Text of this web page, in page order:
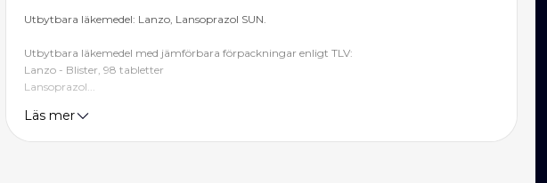
Utbytbara läkemedel: Lanzo, Lansoprazol SUN.
Utbytbara läkemedel med jämförbara förpackningar enligt TLV:
Lanzo - Blister, 98 tabletter
Lansoprazol...
Läs mer